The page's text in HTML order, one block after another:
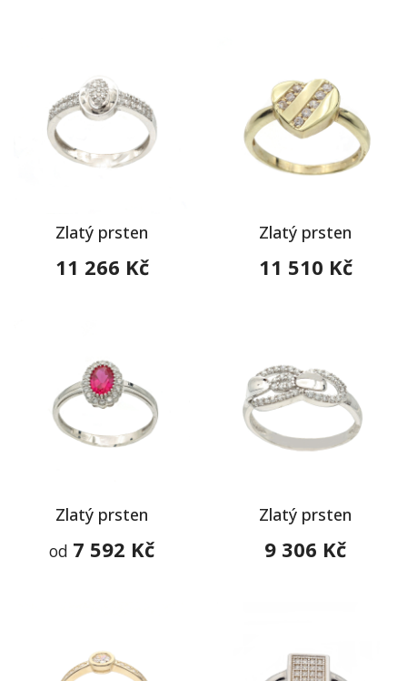
Zlatý prsten
11 266 Kč
Zlatý prsten
11 510 Kč
Zlatý prsten
od 7 592 Kč
Zlatý prsten
9 306 Kč